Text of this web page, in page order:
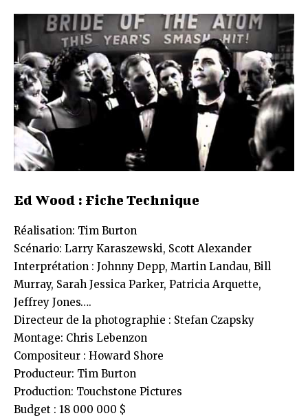
Ed Wood : Fiche Technique
Réalisation: Tim Burton
Scénario: Larry Karaszewski, Scott Alexander
Interprétation : Johnny Depp, Martin Landau, Bill
Murray, Sarah Jessica Parker, Patricia Arquette,
Jeffrey Jones….
Directeur de la photographie : Stefan Czapsky
Montage: Chris Lebenzon
Compositeur : Howard Shore
Producteur: Tim Burton
Production: Touchstone Pictures
Budget : 18 000 000 $